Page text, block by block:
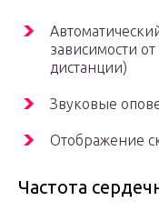
зависимости
дистанции)
Звуковые
Отображение
Частота